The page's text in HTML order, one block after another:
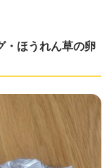
・ほうれん草の卵